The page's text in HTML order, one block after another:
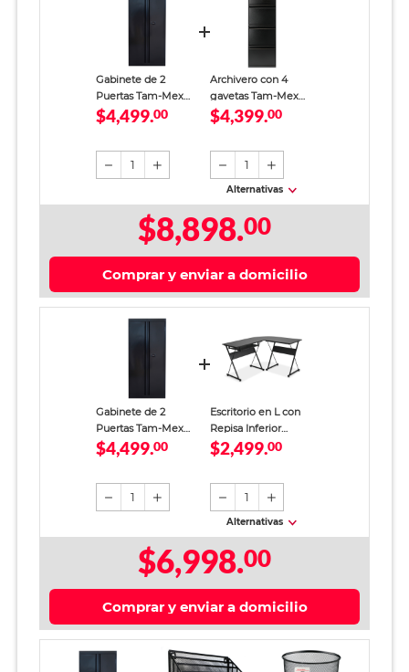
Gabinete de 2
Puertas Tam-Mex
Acero Negro
$4,499.00
1
Archivero con 4
gavetas Tam-Mex
Metal Negro
$4,399.00
1
Alternativas
$8,898.00
Comprar y enviar a domicilio
Gabinete de 2
Puertas Tam-Mex
Acero Negro
$4,499.00
1
Escritorio en L con
Repisa Inferior
4Tune Metal Negro
Mate
$2,499.00
1
Alternativas
$6,998.00
Comprar y enviar a domicilio